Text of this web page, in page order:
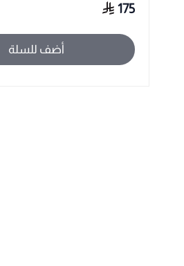
175
أضف للسلة